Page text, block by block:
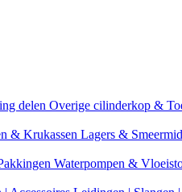
delen Overige cilinderkop &
& Krukassen Lagers &
Waterpompen &